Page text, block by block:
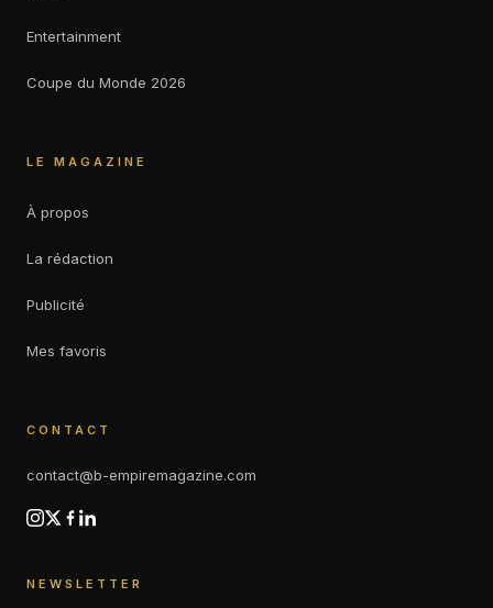
Entertainment
Coupe du Monde 2026
LE MAGAZINE
À propos
La rédaction
Publicité
Mes favoris
CONTACT
contact@b-empiremagazine.com
NEWSLETTER